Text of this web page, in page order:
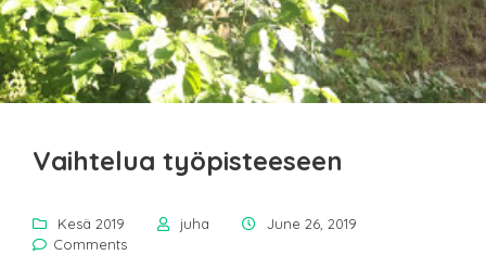
Vaihtelua työpisteeseen
Kesä 2019 juha
June 26, 2019
Comments